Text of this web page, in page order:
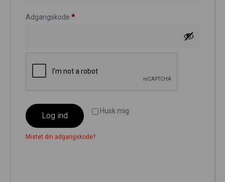
Værksted
4.4 Google Reviews
Adgangskode *
Husk mig
Log ind
Mistet din adgangskode?